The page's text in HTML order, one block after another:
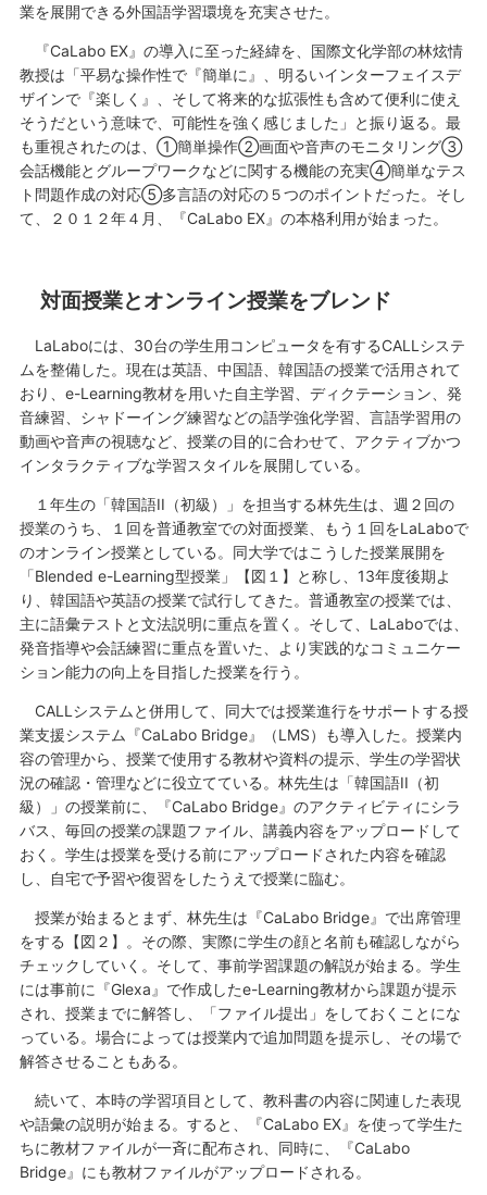
業を展開できる外国語学習環境を充実させた。
『CaLabo EX』の導入に至った経緯を、国際文化学部の林炫情
教授は「平易な操作性で『簡単に』、明るいインターフェイスデ
ザインで『楽しく』、そして将来的な拡張性も含めて便利に使え
そうだという意味で、可能性を強く感じました」と振り返る。最
も重視されたのは、①簡単操作②画面や音声のモニタリング③
会話機能とグループワークなどに関する機能の充実④簡単なテス
ト問題作成の対応⑤多言語の対応の５つのポイントだった。そし
て、２０１２年４月、『CaLabo EX』の本格利用が始まった。
対面授業とオンライン授業をブレンド
LaLaboには、30台の学生用コンピュータを有するCALLシステ
ムを整備した。現在は英語、中国語、韓国語の授業で活用されて
おり、e-Learning教材を用いた自主学習、ディクテーション、発
音練習、シャドーイング練習などの語学強化学習、言語学習用の
動画や音声の視聴など、授業の目的に合わせて、アクティブかつ
インタラクティブな学習スタイルを展開している。
１年生の「韓国語II（初級）」を担当する林先生は、週２回の
授業のうち、１回を普通教室での対面授業、もう１回をLaLaboで
のオンライン授業としている。同大学ではこうした授業展開を
「Blended e-Learning型授業」【図１】と称し、13年度後期よ
り、韓国語や英語の授業で試行してきた。普通教室の授業では、
主に語彙テストと文法説明に重点を置く。そして、LaLaboでは、
発音指導や会話練習に重点を置いた、より実践的なコミュニケー
ション能力の向上を目指した授業を行う。
CALLシステムと併用して、同大では授業進行をサポートする授
業支援システム『CaLabo Bridge』（LMS）も導入した。授業内
容の管理から、授業で使用する教材や資料の提示、学生の学習状
況の確認・管理などに役立てている。林先生は「韓国語II（初
級）」の授業前に、『CaLabo Bridge』のアクティビティにシラ
バス、毎回の授業の課題ファイル、講義内容をアップロードして
おく。学生は授業を受ける前にアップロードされた内容を確認
し、自宅で予習や復習をしたうえで授業に臨む。
授業が始まるとまず、林先生は『CaLabo Bridge』で出席管理
をする【図２】。その際、実際に学生の顔と名前も確認しながら
チェックしていく。そして、事前学習課題の解説が始まる。学生
には事前に『Glexa』で作成したe-Learning教材から課題が提示
され、授業までに解答し、「ファイル提出」をしておくことにな
っている。場合によっては授業内で追加問題を提示し、その場で
解答させることもある。
続いて、本時の学習項目として、教科書の内容に関連した表現
や語彙の説明が始まる。すると、『CaLabo EX』を使って学生た
ちに教材ファイルが一斉に配布され、同時に、『CaLabo
Bridge』にも教材ファイルがアップロードされる。